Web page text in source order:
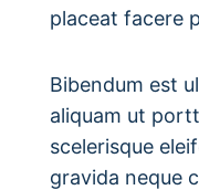
placeat facere
Bibendum est
aliquam ut
scelerisque
gravida neque